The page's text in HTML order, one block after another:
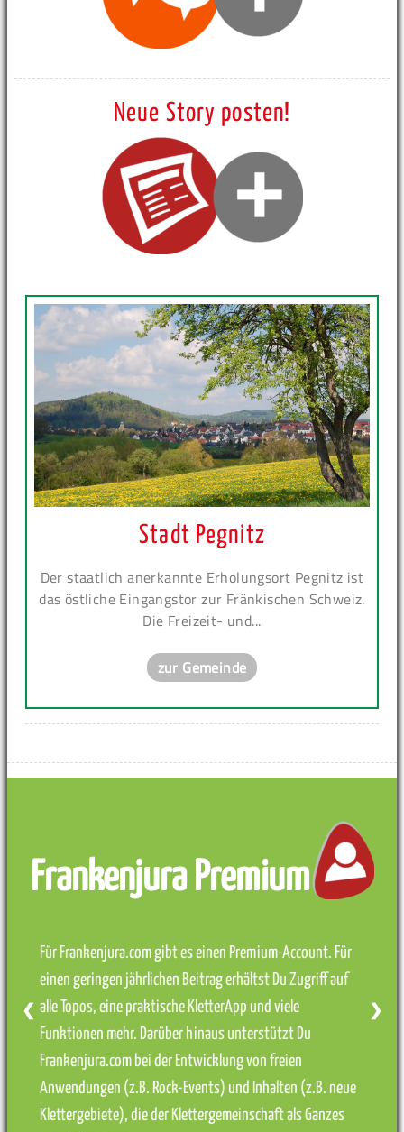
Neue Story posten!
Stadt Pegnitz
Der staatlich anerkannte Erholungsort Pegnitz ist
das östliche Eingangstor zur Fränkischen Schweiz.
Die Freizeit- und...
zur Gemeinde
Frankenjura Premium
Für Frankenjura.com gibt es einen Premium-Account. Für
einen geringen jährlichen Beitrag erhältst Du Zugriff auf
alle Topos, eine praktische KletterApp und viele
Funktionen mehr. Darüber hinaus unterstützt Du
Frankenjura.com bei der Entwicklung von freien
Anwendungen (z.B. Rock-Events) und Inhalten (z.B. neue
Klettergebiete), die der Klettergemeinschaft als Ganzes
❮ ❯